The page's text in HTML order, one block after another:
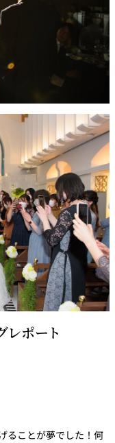
レポート
ることが夢でした！何